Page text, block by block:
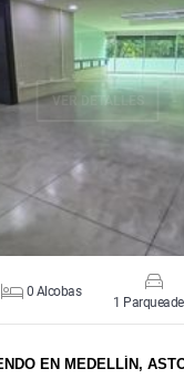
VER DETALLES
0 Alcobas
1
EN MEDELLÍN,